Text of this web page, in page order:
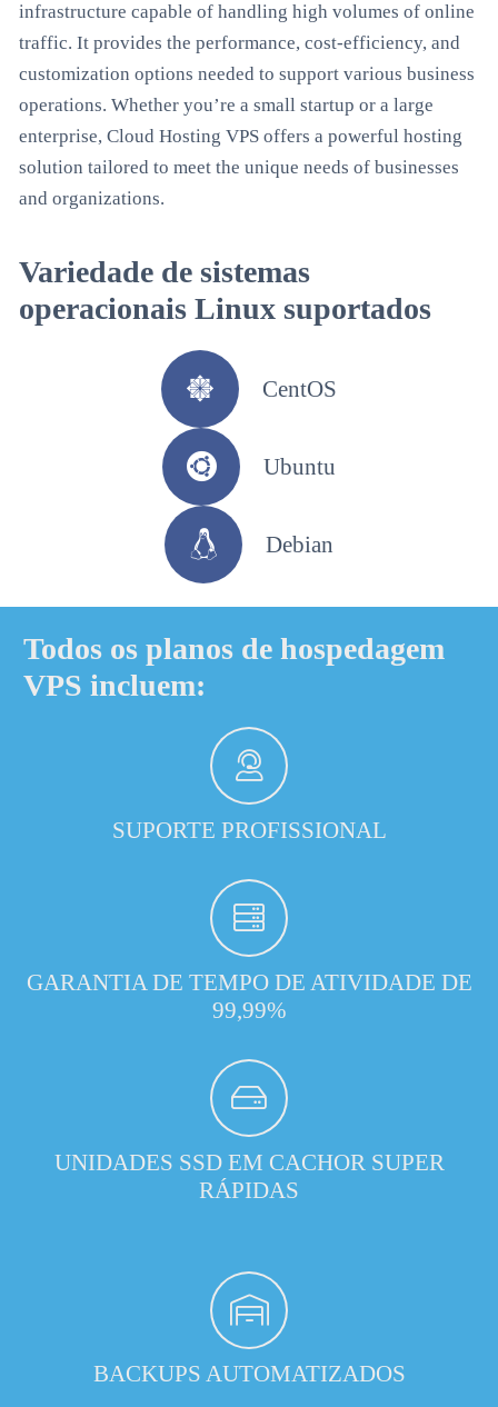
infrastructure capable of handling high volumes of online
traffic. It provides the performance, cost-efficiency, and
customization options needed to support various business
operations. Whether you’re a small startup or a large
enterprise, Cloud Hosting VPS offers a powerful hosting
solution tailored to meet the unique needs of businesses
and organizations.
Variedade de sistemas
operacionais Linux suportados
CentOS
Ubuntu
Debian
Todos os planos de hospedagem
VPS incluem:
SUPORTE PROFISSIONAL
GARANTIA DE TEMPO DE ATIVIDADE DE
99,99%
UNIDADES SSD EM CACHOR SUPER
RÁPIDAS
BACKUPS AUTOMATIZADOS